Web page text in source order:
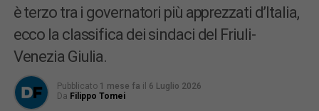
è terzo tra i governatori più apprezzati d’Italia,
ecco la classifica dei sindaci del Friuli-
Venezia Giulia.
Pubblicato 1 mese fa il 6 Luglio 2026
Da Filippo Tomei